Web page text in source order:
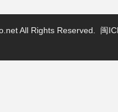
All Rights Reserved. 闽